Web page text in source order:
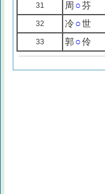
31 周 ○芬
32 冷○世
33 郭 ○伶